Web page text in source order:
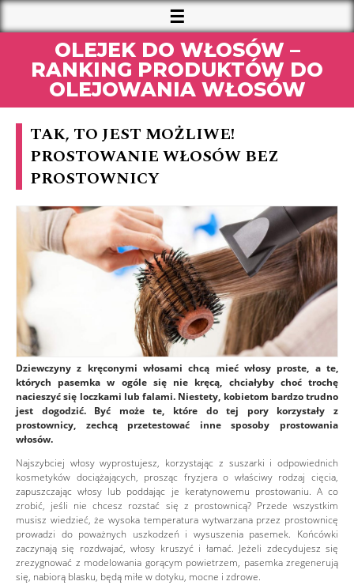
OLEJEK DO WŁOSÓW –
RANKING PRODUKTÓW DO
OLEJOWANIA WŁOSÓW
TAK, TO JEST MOŻLIWE!
PROSTOWANIE WŁOSÓW BEZ
PROSTOWNICY
Dziewczyny z kręconymi włosami chcą mieć włosy proste, a te,
których pasemka w ogóle się nie kręcą, chciałyby choć trochę
nacieszyć się loczkami lub falami. Niestety, kobietom bardzo trudno
jest dogodzić. Być może te, które do tej pory korzystały z
prostownicy, zechcą przetestować inne sposoby prostowania
włosów.
Najszybciej włosy wyprostujesz, korzystając z suszarki i odpowiednich
kosmetyków dociążających, prosząc fryzjera o właściwy rodzaj cięcia,
zapuszczając włosy lub poddając je keratynowemu prostowaniu. A co
zrobić, jeśli nie chcesz rozstać się z prostownicą? Przede wszystkim
musisz wiedzieć, że wysoka temperatura wytwarzana przez prostownicę
prowadzi do poważnych uszkodzeń i wysuszenia pasemek. Końcówki
zaczynają się rozdwajać, włosy kruszyć i łamać. Jeżeli zdecydujesz się
zrezygnować z modelowania gorącym powietrzem, pasemka zregenerują
się, nabiorą blasku, będą miłe w dotyku, mocne i zdrowe.